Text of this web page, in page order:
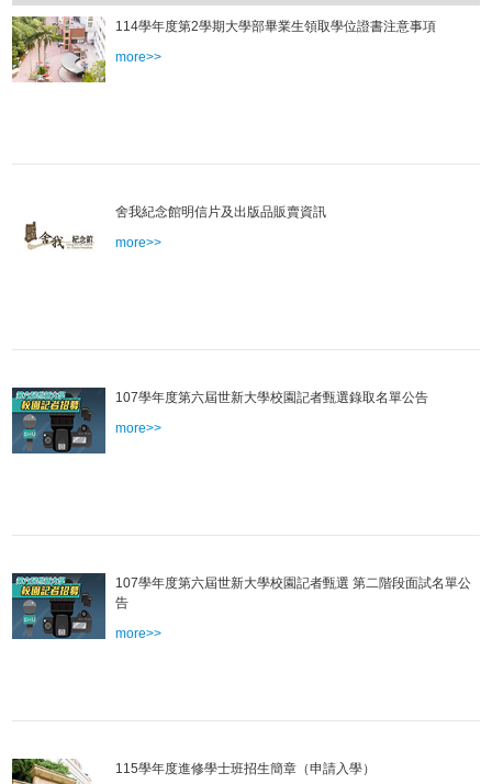
114學年度第2學期大學部畢業生領取學位證書注意事項
more>>
舍我紀念館明信片及出版品販賣資訊
more>>
107學年度第六屆世新大學校園記者甄選錄取名單公告
more>>
107學年度第六屆世新大學校園記者甄選 第二階段面試名單公
告
more>>
115學年度進修學士班招生簡章（申請入學）